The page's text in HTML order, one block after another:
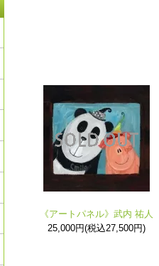
《アートパネル》武内 祐人
25,000円(税込27,500円)